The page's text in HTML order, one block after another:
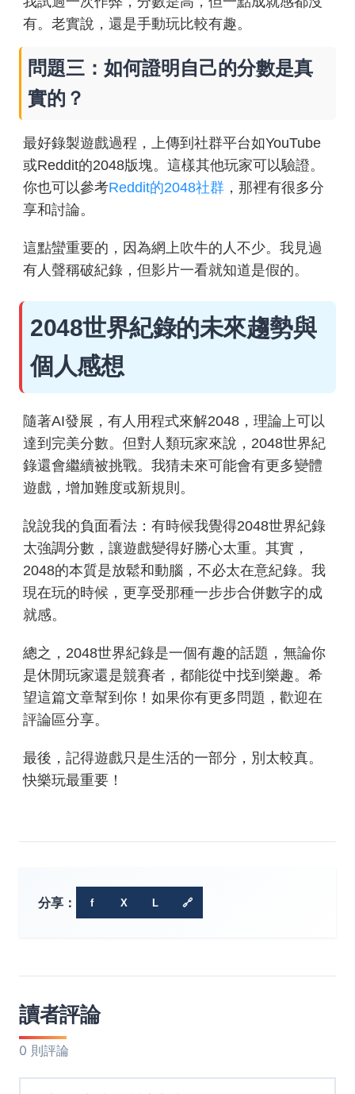
有。老實說，還是手動玩比較有趣。
問題三：如何證明自己的分數是真
實的？
最好錄製遊戲過程，上傳到社群平台如YouTube
或Reddit的2048版塊。這樣其他玩家可以驗證。
你也可以參考Reddit的2048社群 ，那裡有很多分
享和討論。
這點蠻重要的，因為網上吹牛的人不少。我見過
有人聲稱破紀錄，但影片一看就知道是假的。
2048世界紀錄的未來趨勢與
個人感想
隨著AI發展，有人用程式來解2048，理論上可以
達到完美分數。但對人類玩家來說，2048世界紀
錄還會繼續被挑戰。我猜未來可能會有更多變體
遊戲，增加難度或新規則。
說說我的負面看法：有時候我覺得2048世界紀錄
太強調分數，讓遊戲變得好勝心太重。其實，
2048的本質是放鬆和動腦，不必太在意紀錄。我
現在玩的時候，更享受那種一步步合併數字的成
就感。
總之，2048世界紀錄是一個有趣的話題，無論你
是休閒玩家還是競賽者，都能從中找到樂趣。希
望這篇文章幫到你！如果你有更多問題，歡迎在
評論區分享。
最後，記得遊戲只是生活的一部分，別太較真。
快樂玩最重要！
分享： f X L 🔗
讀者評論
0 則評論